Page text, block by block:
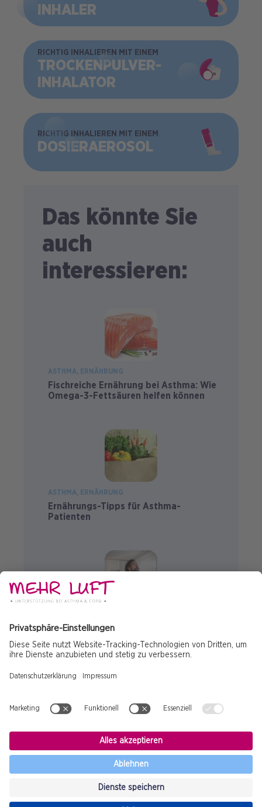
INHALER
BILD
RICHTIG INHALIEREN MIT EINEM
TROCKEN­PULVER­
INHALATOR
BILD
RICHTIG INHALIEREN MIT EINEM
DOSIER­AEROSOL
Das könnte Sie
auch
interessieren:
ASTHMA ERNÄHRUNG
Fischreiche Ernährung bei Asthma: Wie
Omega-3-Fettsäuren helfen können
ASTHMA ERNÄHRUNG
Ernährungs-Tipps für Asthma-
Patienten
Mit Asthma gut leben
Fußzeile
Impressum
Datenschutz
Sponsor
Nebenwirkung
Cookies